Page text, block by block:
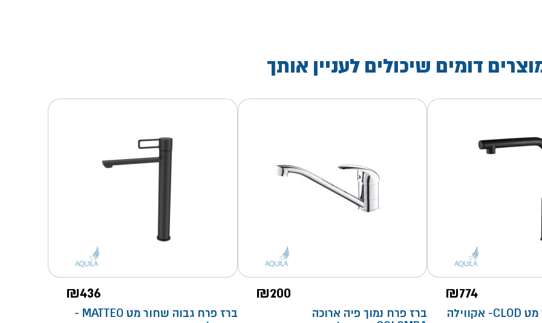
דומים שיכולים לעניין אותך
₪774
ברז נשלף שחור מט CLOD- אקווילה
₪200
ברז פרח נמוך פיה ארוכה
₪436
ברז פרח גבוה שחור מט MATTEO -